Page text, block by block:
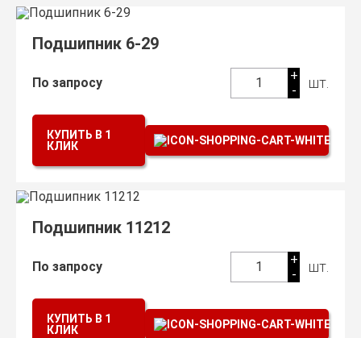
Подшипник 6-29
По запросу 1
+
-
шт.
КУПИТЬ В 1
КЛИК
Подшипник 11212
По запросу 1
+
-
шт.
КУПИТЬ В 1
КЛИК